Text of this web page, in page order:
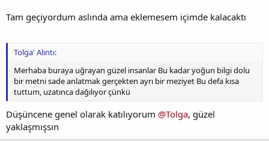
Tam geçiyordum aslında ama eklemesem içimde kalacaktı
Tolga' Alıntı:
Merhaba buraya uğrayan güzel insanlar Bu kadar yoğun bilgi dolu
bir metni sade anlatmak gerçekten ayrı bir meziyet Bu defa kısa
tuttum, uzatınca dağılıyor çünkü
Düşüncene genel olarak katılıyorum @Tolga, güzel
yaklaşmışsın